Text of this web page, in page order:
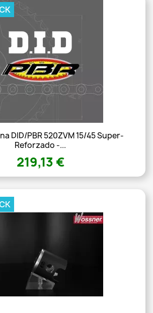
DID/PBR 520ZVM 15/45 Super-
Reforzado -...
219,13 €